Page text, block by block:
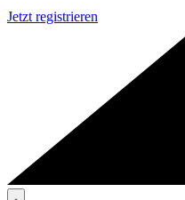
Jetzt registrieren